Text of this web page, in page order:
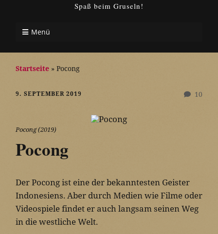
Spaß beim Gruseln!
Menü
Startseite » Pocong
10
9. SEPTEMBER 2019
Pocong (2019)
Pocong
Der Pocong ist eine der bekanntesten Geister
Indonesiens. Aber durch Medien wie Filme oder
Videospiele findet er auch langsam seinen Weg
in die westliche Welt.